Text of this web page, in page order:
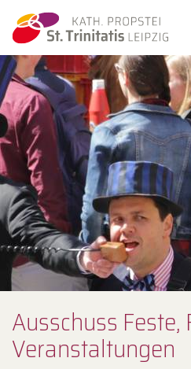
Ausschuss Feste,
Veranstaltungen